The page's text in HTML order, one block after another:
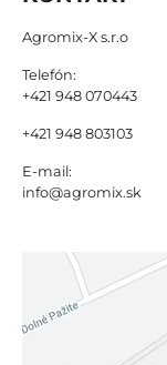
Agromix-X s.r.o
Telefón:
+421 948 070443
+421 948 803103
E-mail:
info@agromix.sk